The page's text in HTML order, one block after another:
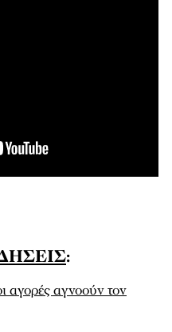
:
αγορές αγνοούν τον